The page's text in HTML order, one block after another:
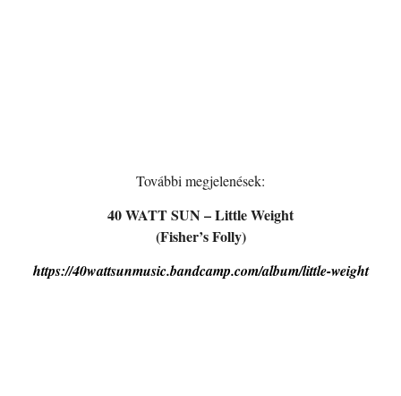
További megjelenések:
40 WATT SUN – Little Weight
(Fisher’s Folly)
https://40wattsunmusic.bandcamp.com/album/little-weight